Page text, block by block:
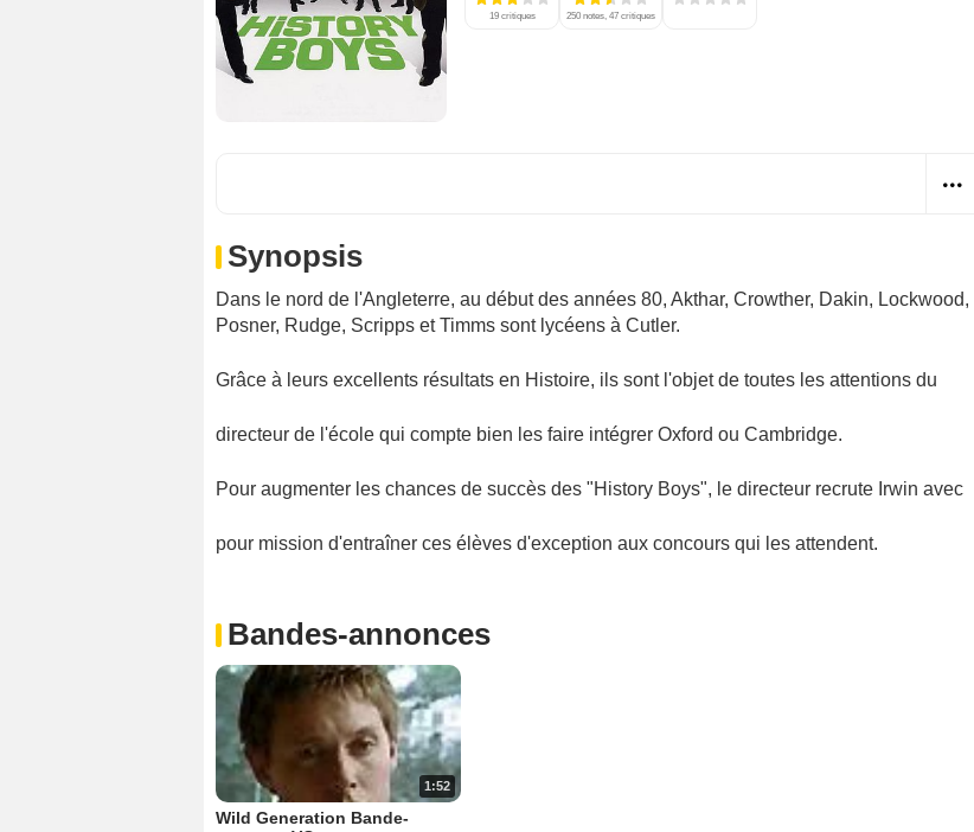
19 critiques 250 notes, 47 critiques
Synopsis
Dans le nord de l'Angleterre, au début des années 80, Akthar, Crowther, Dakin, Lockwood,
Posner, Rudge, Scripps et Timms sont lycéens à Cutler.
Grâce à leurs excellents résultats en Histoire, ils sont l'objet de toutes les attentions du
directeur de l'école qui compte bien les faire intégrer Oxford ou Cambridge.
Pour augmenter les chances de succès des "History Boys", le directeur recrute Irwin avec
pour mission d'entraîner ces élèves d'exception aux concours qui les attendent.
Bandes-annonces
1:52
Wild Generation Bande-